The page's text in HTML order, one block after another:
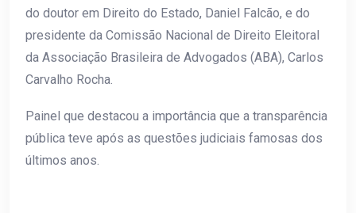
do doutor em Direito do Estado, Daniel Falcão, e do
presidente da Comissão Nacional de Direito Eleitoral
da Associação Brasileira de Advogados (ABA), Carlos
Carvalho Rocha.
Painel que destacou a importância que a transparência
pública teve após as questões judiciais famosas dos
últimos anos.